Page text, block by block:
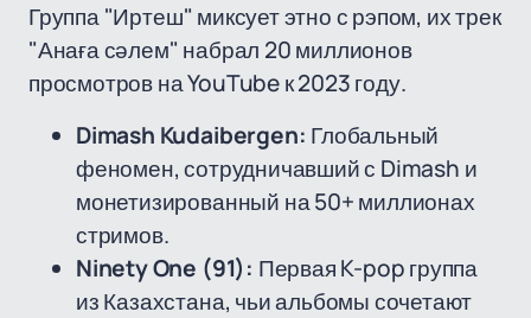
Группа "Иртеш" миксует этно с рэпом, их трек
"Анаға сәлем" набрал 20 миллионов
просмотров на YouTube к 2023 году.
Dimash Kudaibergen: Глобальный
феномен, сотрудничавший с Dimash и
монетизированный на 50+ миллионах
стримов.
Ninety One (91): Первая K-pop группа
из Казахстана, чьи альбомы сочетают